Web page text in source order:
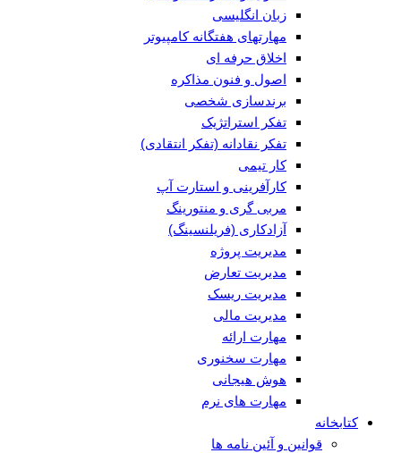
زبان انگلیسی
مهارتهای هفتگانه کامپیوتر
اخلاق حرفه ای
اصول و فنون مذاکره
برندسازی شخصی
تفکر استراتژیک
تفکر نقادانه (تفکر انتقادی)
کار تیمی
کارآفرینی و استارت آپ
مربی گری و منتورینگ
آزادکاری (فریلنسینگ)
مدیریت پروژه
مدیریت تعارض
مدیریت ریسک
مدیریت مالی
مهارت ارائه
مهارت سخنوری
هوش هیجانی
مهارت های نرم
کتابخانه
قوانین و آئین نامه ها